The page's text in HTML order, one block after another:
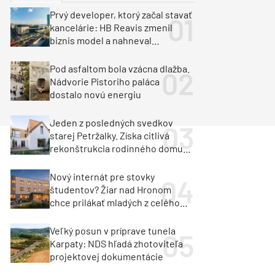
Klimatizácia a vetranie
Milan Murcka
Prvý developer, ktorý začal stavať
kancelárie: HB Reavis zmenil
biznis model a nahneval
Pod asfaltom bola vzácna dlažba.
Nádvorie Pistoriho paláca
dostalo novú energiu
Jeden z posledných svedkov
starej Petržalky. Získa citlivá
rekonštrukcia rodinného domu
Nový internát pre stovky
študentov? Žiar nad Hronom
chce prilákať mladých z celého
Veľký posun v príprave tunela
Karpaty: NDS hľadá zhotoviteľa
projektovej dokumentácie